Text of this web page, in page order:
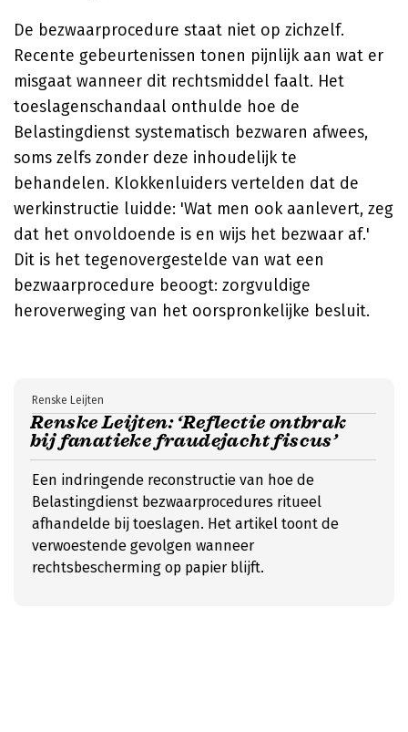
De bezwaarprocedure staat niet op zichzelf.
Recente gebeurtenissen tonen pijnlijk aan wat er
misgaat wanneer dit rechtsmiddel faalt. Het
toeslagenschandaal onthulde hoe de
Belastingdienst systematisch bezwaren afwees,
soms zelfs zonder deze inhoudelijk te
behandelen. Klokkenluiders vertelden dat de
werkinstructie luidde: 'Wat men ook aanlevert, zeg
dat het onvoldoende is en wijs het bezwaar af.'
Dit is het tegenovergestelde van wat een
bezwaarprocedure beoogt: zorgvuldige
heroverweging van het oorspronkelijke besluit.
Renske Leijten: ‘Reflectie ontbrak
bij fanatieke fraudejacht fiscus’
Renske Leijten
Een indringende reconstructie van hoe de
Belastingdienst bezwaarprocedures ritueel
afhandelde bij toeslagen. Het artikel toont de
verwoestende gevolgen wanneer
rechtsbescherming op papier blijft.